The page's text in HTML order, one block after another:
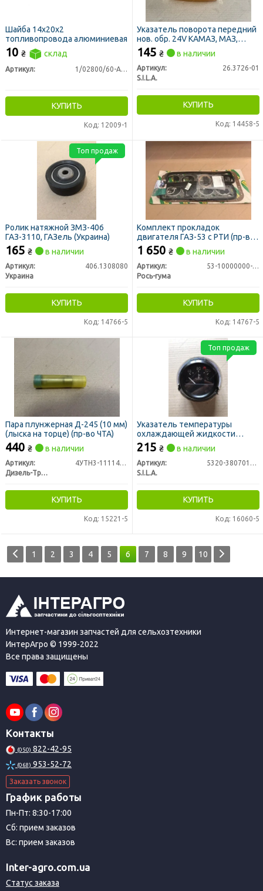
Шайба 14х20х2
топливопровода алюминиевая
10 ₴ склад
Артикул: 1/02800/60-Ал-01
КУПИТЬ
Код: 12009-1
Указатель поворота передний
нов. обр. 24V КАМАЗ, МАЗ,
УРАЛ, КРАЗ (ан.112.01.11) (пр-во
S.I.L.A. AC)
145 ₴ в наличии
Артикул:
26.3726-01
S.I.L.A.
КУПИТЬ
Код: 14458-5
Ролик натяжной ЗМЗ-406
ГАЗ-3110, ГАЗель (Украина)
165 ₴ в наличии
Артикул:
406.1308080
Украина
КУПИТЬ
Код: 14766-5
Топ продаж
Комплект прокладок
двигателя ГАЗ-53 с РТИ (пр-во
Рось-Резина)
1 650 ₴ в наличии
Артикул:
53-10000000-99
Рось-гума
КУПИТЬ
Код: 14767-5
Пара плунжерная Д-245 (10 мм)
(лыска на торце) (пр-во ЧТА)
440 ₴ в наличии
Артикул:
4УТН3-1111410-30
Дизель-Транс
КУПИТЬ
Код: 15221-5
Указатель температуры
охлаждающей жидкости
УК-171 КАМАЗ (пр-во S.I.L.A. AC)
215 ₴ в наличии
Артикул:
5320-3807010 (УК-171)
S.I.L.A.
КУПИТЬ
Код: 16060-5
Топ продаж
1 2 3 4 5 6 7 8 9 10
Интернет-магазин запчастей для сельхозтехники
ИнтерАгро © 1999-2022
Все права защищены
Контакты
(050) 822-42-95
(068) 953-52-72
Заказать звонок
График работы
Пн-Пт: 8:30-17:00
Сб: прием заказов
Вс: прием заказов
Inter-agro.com.ua
Статус заказа